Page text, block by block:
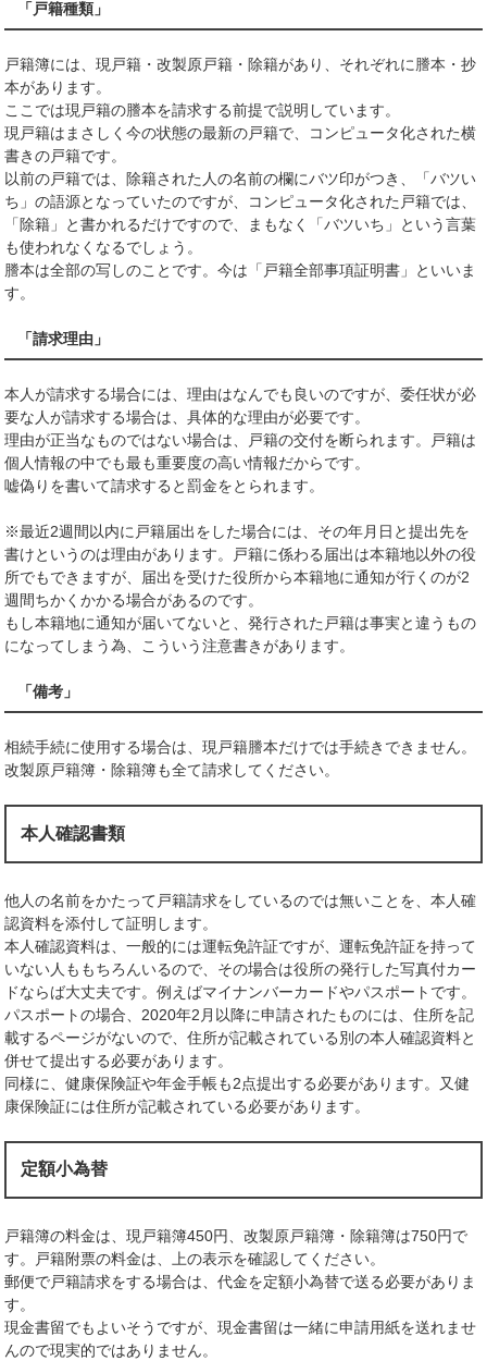
「戸籍種類」
戸籍簿には、現戸籍・改製原戸籍・除籍があり、それぞれに謄本・抄
本があります。
ここでは現戸籍の謄本を請求する前提で説明しています。
現戸籍はまさしく今の状態の最新の戸籍で、コンピュータ化された横
書きの戸籍です。
以前の戸籍では、除籍された人の名前の欄にバツ印がつき、「バツい
ち」の語源となっていたのですが、コンピュータ化された戸籍では、
「除籍」と書かれるだけですので、まもなく「バツいち」という言葉
も使われなくなるでしょう。
謄本は全部の写しのことです。今は「戸籍全部事項証明書」といいま
す。
「請求理由」
本人が請求する場合には、理由はなんでも良いのですが、委任状が必
要な人が請求する場合は、具体的な理由が必要です。
理由が正当なものではない場合は、戸籍の交付を断られます。戸籍は
個人情報の中でも最も重要度の高い情報だからです。
嘘偽りを書いて請求すると罰金をとられます。
※最近2週間以内に戸籍届出をした場合には、その年月日と提出先を
書けというのは理由があります。戸籍に係わる届出は本籍地以外の役
所でもできますが、届出を受けた役所から本籍地に通知が行くのが2
週間ちかくかかる場合があるのです。
もし本籍地に通知が届いてないと、発行された戸籍は事実と違うもの
になってしまう為、こういう注意書きがあります。
「備考」
相続手続に使用する場合は、現戸籍謄本だけでは手続きできません。
改製原戸籍簿・除籍簿も全て請求してください。
本人確認書類
他人の名前をかたって戸籍請求をしているのでは無いことを、本人確
認資料を添付して証明します。
本人確認資料は、一般的には運転免許証ですが、運転免許証を持って
いない人ももちろんいるので、その場合は役所の発行した写真付カー
ドならば大丈夫です。例えばマイナンバーカードやパスポートです。
パスポートの場合、2020年2月以降に申請されたものには、住所を記
載するページがないので、住所が記載されている別の本人確認資料と
併せて提出する必要があります。
同様に、健康保険証や年金手帳も2点提出する必要があります。又健
康保険証には住所が記載されている必要があります。
定額小為替
戸籍簿の料金は、現戸籍簿450円、改製原戸籍簿・除籍簿は750円で
す。戸籍附票の料金は、上の表示を確認してください。
郵便で戸籍請求をする場合は、代金を定額小為替で送る必要がありま
す。
現金書留でもよいそうですが、現金書留は一緒に申請用紙を送れませ
んので現実的ではありません。